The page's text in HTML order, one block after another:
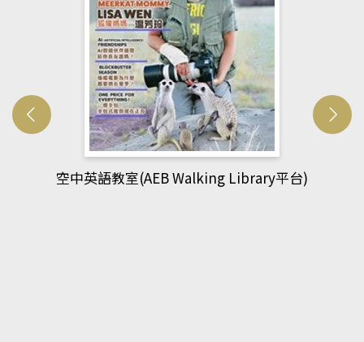
網管人(kono平台)